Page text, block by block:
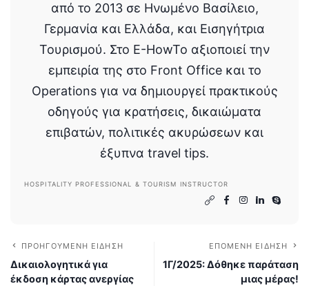
από το 2013 σε Ηνωμένο Βασίλειο,
Γερμανία και Ελλάδα, και Εισηγήτρια
Τουρισμού. Στο E-HowTo αξιοποιεί την
εμπειρία της στο Front Office και το
Operations για να δημιουργεί πρακτικούς
οδηγούς για κρατήσεις, δικαιώματα
επιβατών, πολιτικές ακυρώσεων και
έξυπνα travel tips.
HOSPITALITY PROFESSIONAL & TOURISM INSTRUCTOR
ΠΡΟΗΓΟΎΜΕΝΗ ΕΊΔΗΣΗ
Δικαιολογητικά για
έκδοση κάρτας ανεργίας
ΕΠΌΜΕΝΗ ΕΊΔΗΣΗ
1Γ/2025: Δόθηκε παράταση
μιας μέρας!